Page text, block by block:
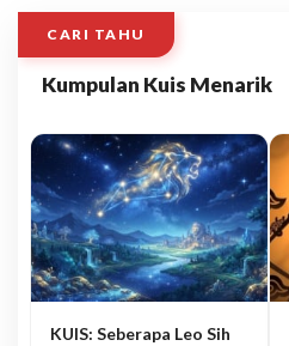
CARI TAHU
Kumpulan Kuis Menarik
KUIS: Seberapa Leo Sih